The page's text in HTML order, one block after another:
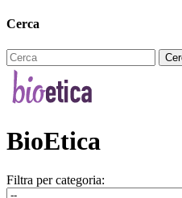
Cerca
BioEtica
Filtra per categoria: